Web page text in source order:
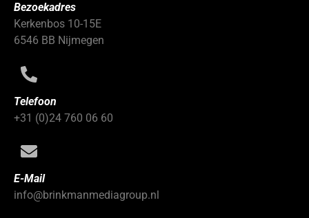
Bezoekadres
Kerkenbos 10-15E
6546 BB Nijmegen
Telefoon
+31 (0)24 760 06 60
E-Mail
info@brinkmanmediagroup.nl